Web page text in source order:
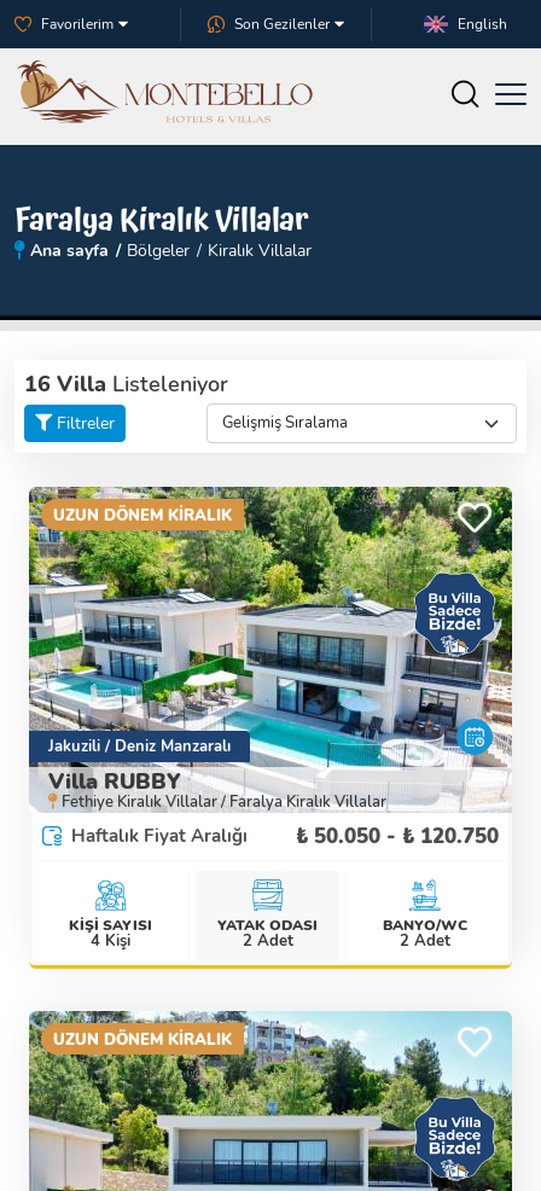
Favorilerim Son Gezilenler English
Faralya Kiralık Villalar
Ana sayfa Bölgeler Kiralık Villalar
16 Villa Listeleniyor
Filtreler
Villa RUBBY
Fethiye Kiralık Villalar / Faralya Kiralık Villalar
UZUN DÖNEM KİRALIK
Jakuzili / Deniz Manzaralı
Haftalık Fiyat Aralığı ₺ 50.050 - ₺ 120.750
KİŞİ SAYISI
4 Kişi
YATAK ODASI
2 Adet
BANYO/WC
2 Adet
Detaylı İncele
UZUN DÖNEM KİRALIK